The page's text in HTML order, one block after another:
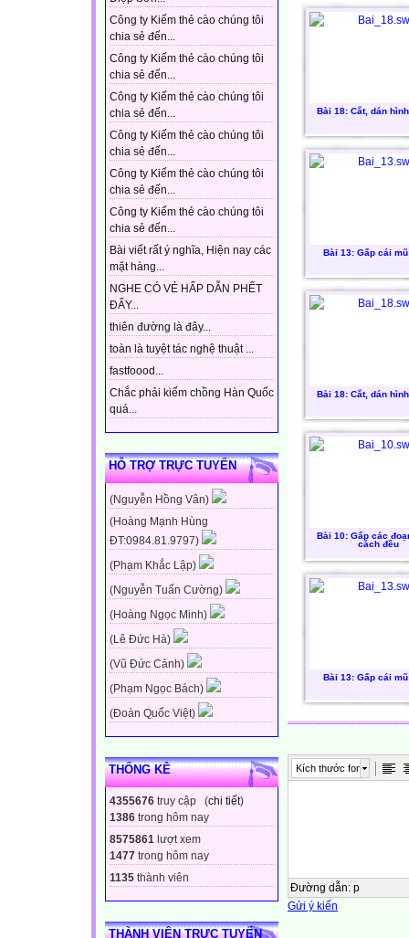
Công ty Kiếm thẻ cào chúng tôi
chia sẻ đến...
Công ty Kiếm thẻ cào chúng tôi
chia sẻ đến...
Công ty Kiếm thẻ cào chúng tôi
chia sẻ đến...
Công ty Kiếm thẻ cào chúng tôi
chia sẻ đến...
Công ty Kiếm thẻ cào chúng tôi
chia sẻ đến...
Công ty Kiếm thẻ cào chúng tôi
chia sẻ đến...
Bài viết rất ý nghĩa, Hiện nay các
mặt hàng...
NGHE CÓ VẺ HẤP DẪN PHẾT
ĐẤY...
thiên đường là đây...
toàn là tuyệt tác nghệ thuật ...
fastfoood...
Chắc phải kiếm chồng Hàn Quốc
quá...
HỖ TRỢ TRỰC TUYẾN
(Nguyễn Hồng Vân)
(Hoàng Mạnh Hùng
ĐT:0984.81.9797)
(Phạm Khắc Lập)
(Nguyễn Tuấn Cường)
(Hoàng Ngọc Minh)
(Lê Đức Hà)
(Vũ Đức Cảnh)
(Phạm Ngọc Bách)
(Đoàn Quốc Việt)
THỐNG KÊ
4355676 truy cập (chi tiết)
1386 trong hôm nay
8575861 lượt xem
1477 trong hôm nay
1135 thành viên
THÀNH VIÊN TRỰC TUYẾN
Bài 18: Cắt, dán
Bài 13: Gấp cái
Bài 18: Cắt, dán
Bài 10: Gấp các
cách đều
Bài 13: Gấp cái
Kích thước font
Đường dẫn: p
Gửi ý kiến